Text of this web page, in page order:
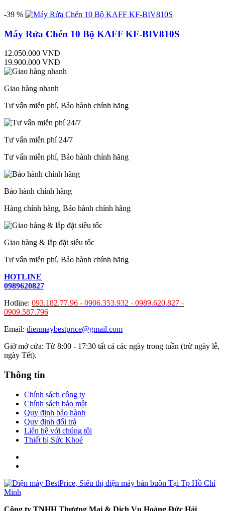
-39 %
Máy Rửa Chén 10 Bộ KAFF KF-BIV810S
12.050.000 VNĐ
19.900.000 VNĐ
Giao hàng nhanh
Tư vấn miễn phí, Bảo hành chính hãng
Tư vấn miễn phí 24/7
Tư vấn miễn phí, Bảo hành chính hãng
Bảo hành chính hãng
Hàng chính hãng, Bảo hành chính hãng
Giao hàng & lắp đặt siêu tốc
Tư vấn miễn phí, Bảo hành chính hãng
HOTLINE
0989620827
Hotline: 093.182.77.96 - 0906.353.932 - 0989.620.827 -
0909.587.796
Email: dienmaybestprice@gmail.com
Giờ mở cửa: Từ 8:00 - 17:30 tất cả các ngày trong tuần (trừ ngày lễ,
ngày Tết).
Thông tin
Chính sách công ty
Chính sách bảo mật
Quy định bảo hành
Quy định đổi trả
Liên hệ với chúng tôi
Thiết bị Sức Khoẻ
Công ty TNHH Thương Mại & Dịch Vụ Hoàng Đức Hải